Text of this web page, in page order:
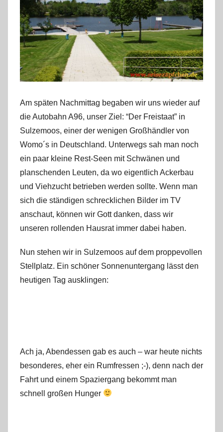
Am späten Nachmittag begaben wir uns wieder auf
die Autobahn A96, unser Ziel: “Der Freistaat” in
Sulzemoos, einer der wenigen Großhändler von
Womo´s in Deutschland. Unterwegs sah man noch
ein paar kleine Rest-Seen mit Schwänen und
planschenden Leuten, da wo eigentlich Ackerbau
und Viehzucht betrieben werden sollte. Wenn man
sich die ständigen schrecklichen Bilder im TV
anschaut, können wir Gott danken, dass wir
unseren rollenden Hausrat immer dabei haben.
Nun stehen wir in Sulzemoos auf dem proppevollen
Stellplatz. Ein schöner Sonnenuntergang lässt den
heutigen Tag ausklingen:
Ach ja, Abendessen gab es auch – war heute nichts
besonderes, eher ein Rumfressen ;-), denn nach der
Fahrt und einem Spaziergang bekommt man
schnell großen Hunger